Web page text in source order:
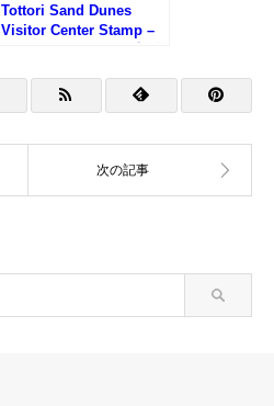
Tottori Sand Dunes
Visitor Center Stamp –
取砂丘ビジターセンター
のスタンプ)